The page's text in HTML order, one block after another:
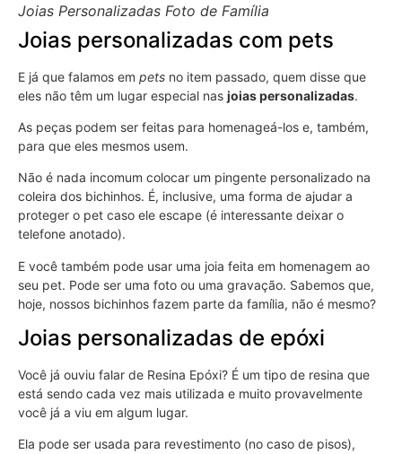
Joias Personalizadas Foto de Família
Joias personalizadas com pets
E já que falamos em pets no item passado, quem disse que
eles não têm um lugar especial nas joias personalizadas.
As peças podem ser feitas para homenageá-los e, também,
para que eles mesmos usem.
Não é nada incomum colocar um pingente personalizado na
coleira dos bichinhos. É, inclusive, uma forma de ajudar a
proteger o pet caso ele escape (é interessante deixar o
telefone anotado).
E você também pode usar uma joia feita em homenagem ao
seu pet. Pode ser uma foto ou uma gravação. Sabemos que,
hoje, nossos bichinhos fazem parte da família, não é mesmo?
Joias personalizadas de epóxi
Você já ouviu falar de Resina Epóxi? É um tipo de resina que
está sendo cada vez mais utilizada e muito provavelmente
você já a viu em algum lugar.
Ela pode ser usada para revestimento (no caso de pisos),